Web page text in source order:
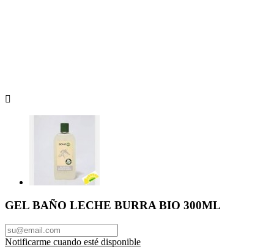

GEL BAÑO LECHE BURRA BIO 300ML
Notificarme cuando esté disponible